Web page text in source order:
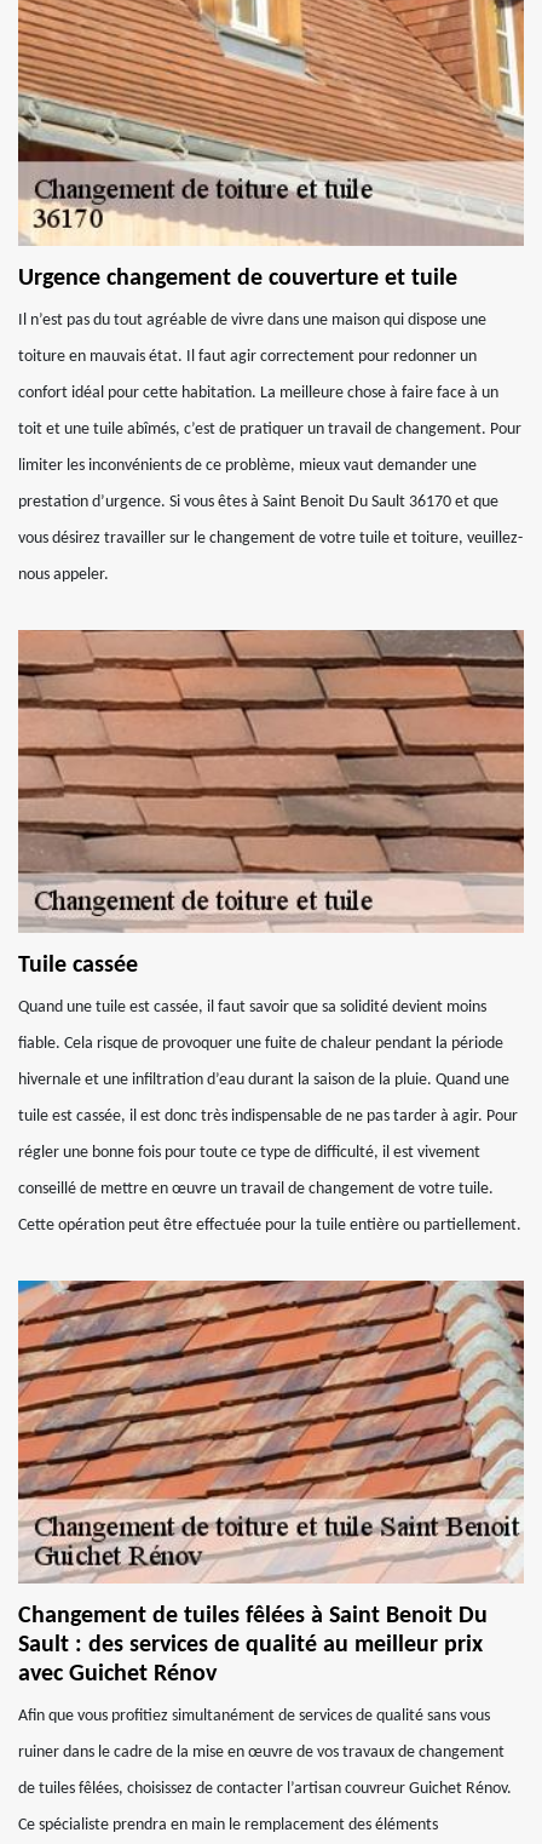
Urgence changement de couverture et tuile
Il n’est pas du tout agréable de vivre dans une maison qui dispose une
toiture en mauvais état. Il faut agir correctement pour redonner un
confort idéal pour cette habitation. La meilleure chose à faire face à un
toit et une tuile abîmés, c’est de pratiquer un travail de changement. Pour
limiter les inconvénients de ce problème, mieux vaut demander une
prestation d’urgence. Si vous êtes à Saint Benoit Du Sault 36170 et que
vous désirez travailler sur le changement de votre tuile et toiture, veuillez-
nous appeler.
Tuile cassée
Quand une tuile est cassée, il faut savoir que sa solidité devient moins
fiable. Cela risque de provoquer une fuite de chaleur pendant la période
hivernale et une infiltration d’eau durant la saison de la pluie. Quand une
tuile est cassée, il est donc très indispensable de ne pas tarder à agir. Pour
régler une bonne fois pour toute ce type de difficulté, il est vivement
conseillé de mettre en œuvre un travail de changement de votre tuile.
Cette opération peut être effectuée pour la tuile entière ou partiellement.
Changement de tuiles fêlées à Saint Benoit Du
Sault : des services de qualité au meilleur prix
avec Guichet Rénov
Afin que vous profitiez simultanément de services de qualité sans vous
ruiner dans le cadre de la mise en œuvre de vos travaux de changement
de tuiles fêlées, choisissez de contacter l’artisan couvreur Guichet Rénov.
Ce spécialiste prendra en main le remplacement des éléments